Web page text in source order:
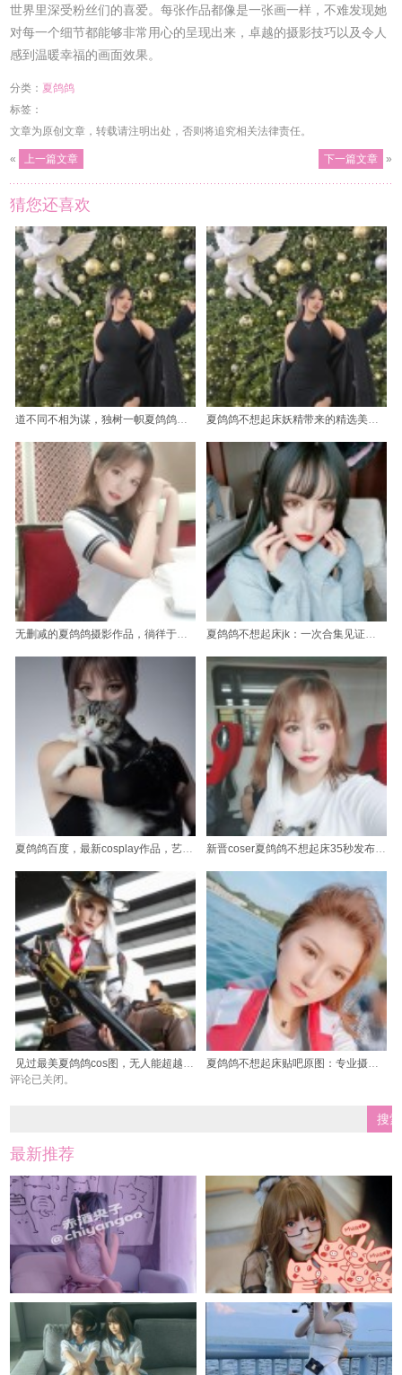
世界里深受粉丝们的喜爱。每张作品都像是一张画一样，不难发现她
对每一个细节都能够非常用心的呈现出来，卓越的摄影技巧以及令人
感到温暖幸福的画面效果。
分类： 夏鸽鸽
标签：
文章为原创文章，转载请注明出处，否则将追究相关法律责任。
« 上一篇文章 下一篇文章 »
猜您还喜欢
夏鸽鸽百度，最新cosplay作品，艺术与美学交融 新晋coser夏鸽鸽不想起床35秒发布了一款非常赞的图包
见过最美夏鸽鸽cos图，无人能超越这份美感
夏鸽鸽不想起床贴吧原图：专业摄影师的超级大图图包，让你惊叹不已
评论已关闭。
最新推荐